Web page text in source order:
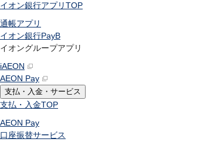
イオン銀行アプリTOP
通帳アプリ
イオン銀行PayB
イオングループアプリ
iAEON
AEON Pay
支払・入金・サービス
支払・入金TOP
AEON Pay
口座振替サービス